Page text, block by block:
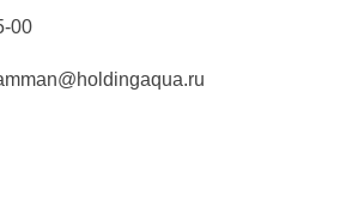
00